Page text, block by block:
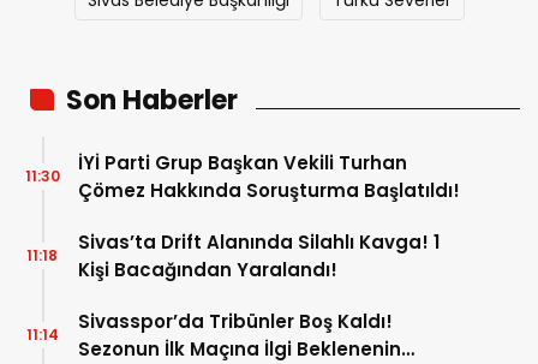
Son Haberler
İYİ Parti Grup Başkan Vekili Turhan
Çömez Hakkında Soruşturma Başlatıldı!
11:30
Sivas’ta Drift Alanında Silahlı Kavga! 1
Kişi Bacağından Yaralandı!
11:18
Sivasspor’da Tribünler Boş Kaldı!
Sezonun İlk Maçına İlgi Beklenenin
11:14